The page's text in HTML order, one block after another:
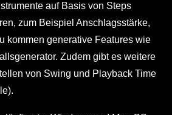
auf Basis von Steps
zum Beispiel Anschlagsstärke,
kommen generative Features wie
Zudem gibt es weitere
von Swing und Playback Time